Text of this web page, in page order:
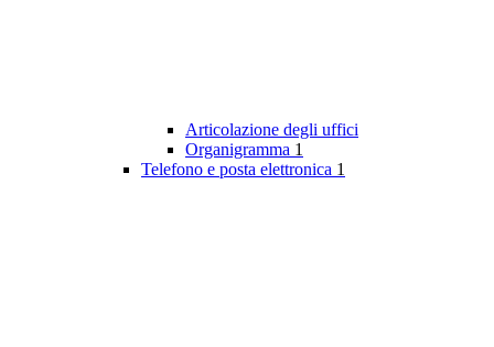
Articolazione degli uffici
Organigramma 1
Telefono e posta elettronica 1